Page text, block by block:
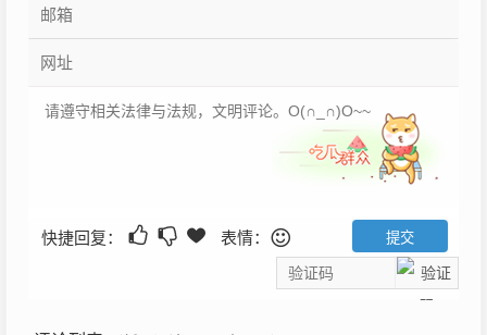
快捷回复： 表情：